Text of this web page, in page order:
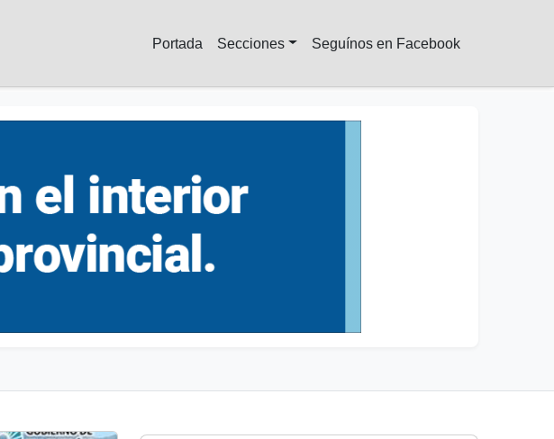
Portada Secciones Seguínos en Facebook